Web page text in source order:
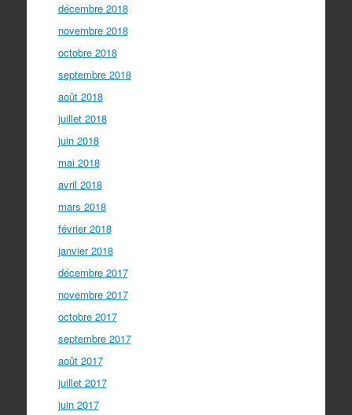
décembre 2018
novembre 2018
octobre 2018
septembre 2018
août 2018
juillet 2018
juin 2018
mai 2018
avril 2018
mars 2018
février 2018
janvier 2018
décembre 2017
novembre 2017
octobre 2017
septembre 2017
août 2017
juillet 2017
juin 2017